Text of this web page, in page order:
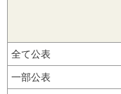
全て公表
一部公表